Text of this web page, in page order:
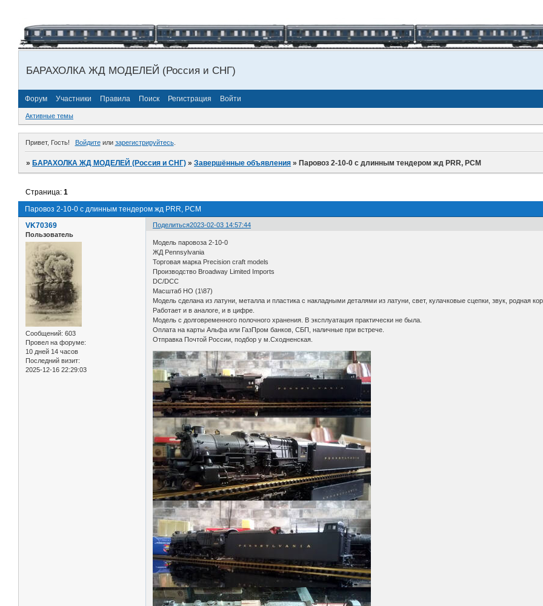
БАРАХОЛКА ЖД МОДЕЛЕЙ (Россия и СНГ)
Форум Участники Правила Поиск Регистрация Войти
Активные темы
Привет, Гость! Войдитеили зарегистрируйтесь.
»БАРАХОЛКА ЖД МОДЕЛЕЙ (Россия и СНГ) »Завершённые объявления »Паровоз 2-10-0 с длинным тендером жд PRR, PCM
Паровоз 2-10-0 с длинным тендером жд PRR, PCM
Страница:1
Поделиться2023-02-03 14:57:44
VK70369
Пользователь
Сообщений: 603
Провел на форуме:
10 дней 14 часов
Последний визит:
2025-12-16 22:29:03
Модель паровоза 2-10-0
ЖД Pennsylvania
Торговая марка Precision craft models
Производство Broadway Limited Imports
DC/DCC
Масштаб HO (1\87)
Модель сделана из латуни, металла и пластика с накладными деталями из латуни, свет, кулачковые сцепки, звук, родная
Работает и в аналоге, и в цифре.
Модель с долговременного полочного хранения. В эксплуатация практически не была.
Оплата на карты Альфа или ГазПром банков, СБП, наличные при встрече.
Отправка Почтой России, подбор у м.Сходненская.